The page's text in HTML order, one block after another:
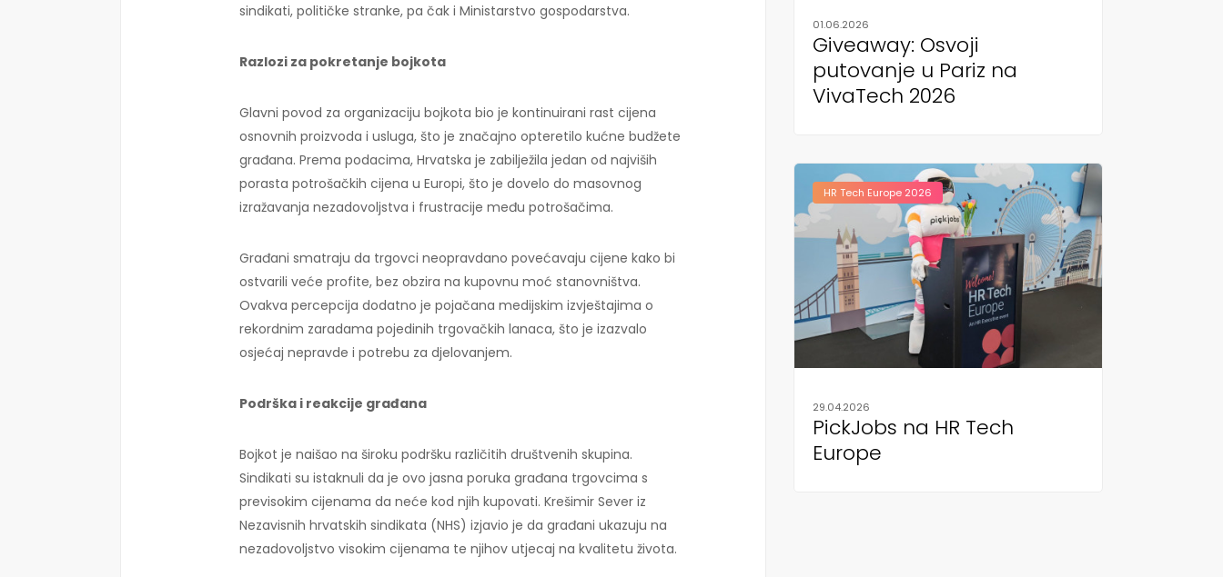
sindikati, političke stranke, pa čak i Ministarstvo gospodarstva.
Razlozi za pokretanje bojkota
Glavni povod za organizaciju bojkota bio je kontinuirani rast cijena
osnovnih proizvoda i usluga, što je značajno opteretilo kućne budžete
građana. Prema podacima, Hrvatska je zabilježila jedan od najviših
porasta potrošačkih cijena u Europi, što je dovelo do masovnog
izražavanja nezadovoljstva i frustracije među potrošačima.
Građani smatraju da trgovci neopravdano povećavaju cijene kako bi
ostvarili veće profite, bez obzira na kupovnu moć stanovništva.
Ovakva percepcija dodatno je pojačana medijskim izvještajima o
rekordnim zaradama pojedinih trgovačkih lanaca, što je izazvalo
osjećaj nepravde i potrebu za djelovanjem.
Podrška i reakcije građana
Bojkot je naišao na široku podršku različitih društvenih skupina.
Sindikati su istaknuli da je ovo jasna poruka građana trgovcima s
previsokim cijenama da neće kod njih kupovati. Krešimir Sever iz
Nezavisnih hrvatskih sindikata (NHS) izjavio je da građani ukazuju na
nezadovoljstvo visokim cijenama te njihov utjecaj na kvalitetu života.
01.06.2026
Giveaway: Osvoji
putovanje u Pariz na
VivaTech 2026
HR Tech Europe 2026
29.04.2026
PickJobs na HR Tech
Europe